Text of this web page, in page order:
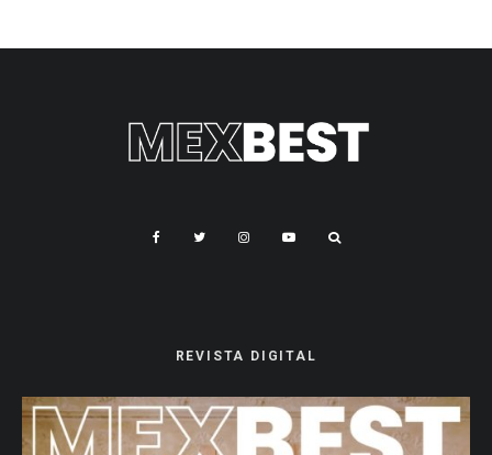
REVISTA DIGITAL